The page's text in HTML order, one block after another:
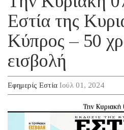
Εστία της
Κύπρος – 50
εισβολή
Εφημερίς Εστία Ιούλ 01, 2024